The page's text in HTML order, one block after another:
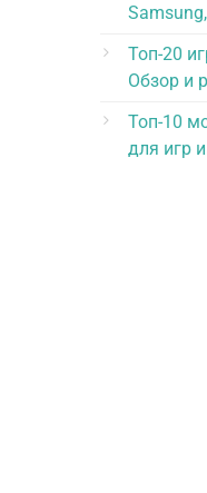
Топ-20
Обзор и
Топ-10
для игр